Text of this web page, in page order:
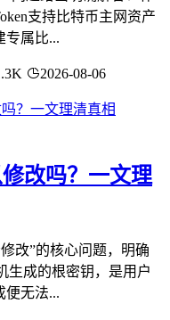
支持比特币主网资产
专属比...
2026-08-06
改吗？一文理
改”的核心问题，明确
生成的根密钥，是用户
便无法...